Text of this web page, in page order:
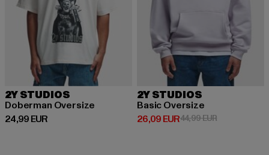
2Y STUDIOS
Doberman Oversize
24,99 EUR
Derzeitiger Preis: 24,99 EUR
2Y STUDIOS
Basic Oversize
26,09 EUR
Derzeitiger Preis: 26,09 EUR
44,99 EURAktionspreis: